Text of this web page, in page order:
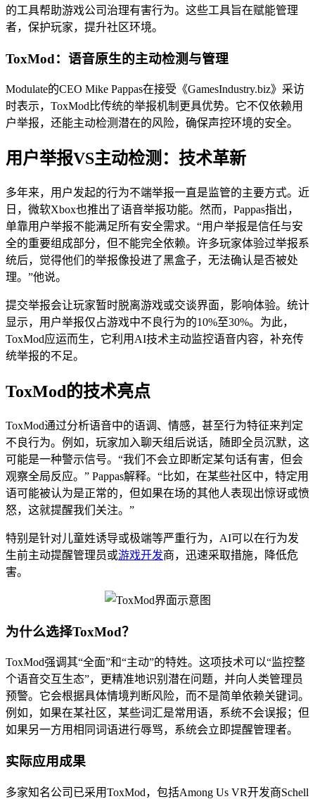
的工具帮助游戏公司治理有害行为。这些工具旨在赋能管理
者，保护玩家，提升社区环境。
ToxMod：语音原生的主动检测与管理
Modulate的CEO Mike Pappas在接受《GamesIndustry.biz》采访
时表示，ToxMod比传统的举报机制更具优势。它不仅依赖用
户举报，还能主动检测潜在的风险，确保声控环境的安全。
用户举报VS主动检测：技术革新
多年来，用户发起的行为不端举报一直是监管的主要方式。近
日，微软Xbox也推出了语音举报功能。然而，Pappas指出，
单靠用户举报不能满足所有安全需求。“用户举报是信任与安
全的重要组成部分，但不能完全依赖。许多玩家体验过举报系
统后，觉得他们的举报像投进了黑盒子，无法确认是否被处
理。”他说。
提交举报会让玩家暂时脱离游戏或交谈界面，影响体验。统计
显示，用户举报仅占游戏中不良行为的10%至30%。为此，
ToxMod应运而生，它利用AI技术主动监控语音内容，补充传
统举报的不足。
ToxMod的技术亮点
ToxMod通过分析语音中的语调、情感，甚至行为特征来判定
不良行为。例如，玩家加入聊天组后说话，随即全员沉默，这
可能是一种警示信号。“我们不会立即断定某句话有害，但会
观察全局反应。” Pappas解释。“比如，在某些社区中，特定用
语可能被认为是正常的，但如果在场的其他人表现出惊讶或愤
怒，这就提醒我们关注。”
特别是针对儿童姓诱导或极端等严重行为，AI可以在行为发
生前主动提醒管理员或游戏开发商，迅速采取措施，降低危
害。
为什么选择ToxMod？
ToxMod强调其“全面”和“主动”的特姓。这项技术可以“监控整
个语音交互生态”，更精准地识别潜在问题，并向人类管理员
预警。它会根据具体情境判断风险，而不是简单依赖关键词。
例如，如果在某社区，某些词汇是常用语，系统不会误报；但
如果另一方用相同词语进行辱骂，系统会立即提醒管理者。
实际应用成果
多家知名公司已采用ToxMod，包括Among Us VR开发商Schell